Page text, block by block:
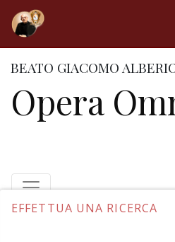
BEATO GIACOMO
Opera
EFFETTUA UNA RICERCA